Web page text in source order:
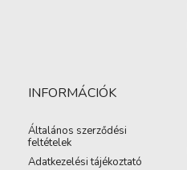
INFORMÁCIÓK
Általános szerződési
feltételek
Adatkezelési tájékoztató